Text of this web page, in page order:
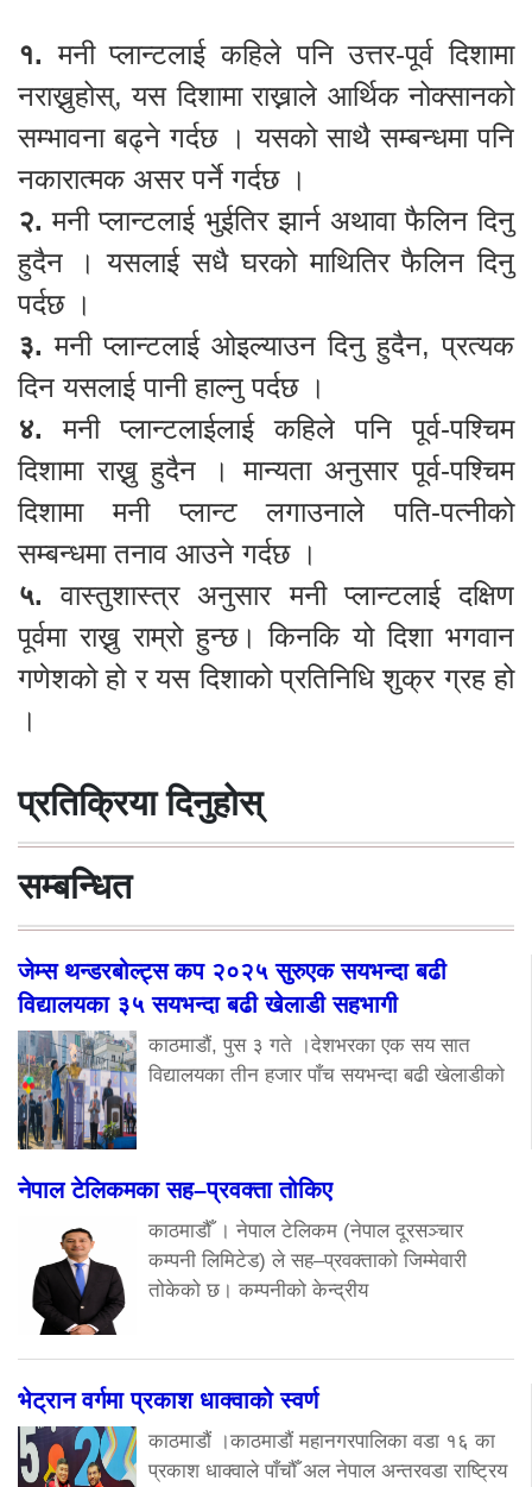
१. मनी प्लान्टलाई कहिले पनि उत्तर-पूर्व दिशामा
नराख्नुहोस्, यस दिशामा राख्नाले आर्थिक नोक्सानको
सम्भावना बढ्ने गर्दछ । यसको साथै सम्बन्धमा पनि
नकारात्मक असर पर्ने गर्दछ ।
२. मनी प्लान्टलाई भुईतिर झार्न अथावा फैलिन दिनु
हुदैन । यसलाई सधै घरको माथितिर फैलिन दिनु
पर्दछ ।
३. मनी प्लान्टलाई ओइल्याउन दिनु हुदैन, प्रत्यक
दिन यसलाई पानी हाल्नु पर्दछ ।
४. मनी प्लान्टलाईलाई कहिले पनि पूर्व-पश्चिम
दिशामा राख्नु हुदैन । मान्यता अनुसार पूर्व-पश्चिम
दिशामा मनी प्लान्ट लगाउनाले पति-पत्नीको
सम्बन्धमा तनाव आउने गर्दछ ।
५. वास्तुशास्त्र अनुसार मनी प्लान्टलाई दक्षिण
पूर्वमा राख्नु राम्रो हुन्छ। किनकि यो दिशा भगवान
गणेशको हो र यस दिशाको प्रतिनिधि शुक्र ग्रह हो
।
प्रतिक्रिया दिनुहोस्
सम्बन्धित
जेम्स थन्डरबोल्ट्स कप २०२५ सुरुएक सयभन्दा बढी
विद्यालयका ३५ सयभन्दा बढी खेलाडी सहभागी
काठमाडौं, पुस ३ गते ।देशभरका एक सय सात
विद्यालयका तीन हजार पाँच सयभन्दा बढी खेलाडीको
नेपाल टेलिकमका सह–प्रवक्ता तोकिए
काठमाडौँ । नेपाल टेलिकम (नेपाल दूरसञ्चार
कम्पनी लिमिटेड) ले सह–प्रवक्ताको जिम्मेवारी
तोकेको छ। कम्पनीको केन्द्रीय
भेट्रान वर्गमा प्रकाश धाक्वाको स्वर्ण
काठमाडौं ।काठमाडौं महानगरपालिका वडा १६ का
प्रकाश धाक्वाले पाँचौँ अल नेपाल अन्तरवडा राष्ट्रिय